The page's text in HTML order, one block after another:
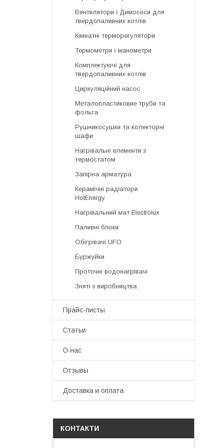
Вентилятори і Димососи для
твердопаливних котлів
Кімнатні терморегулятори
Термометри і манометри
Комплектуючі для
твердопаливних котлів
Циркуляційний насос
Металопластиковие труби та
фольга
Рушникосушки та колекторні
шафи
Нагрівальні елементи з
термостатом
Запірна арматура
Керамічні радіатори
HotEnergy
Нагрівальний мат Electrolux
Паливні блоки
Обігрівачі UFO
Буржуйки
Проточні водонагрівачі
Зняті з виробництва
Прайс-листы
Статьи
О нас
Отзывы
Доставка и оплата
КОНТАКТИ